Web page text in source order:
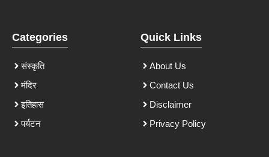
Categories
संस्कृति
मंदिर
इतिहास
पर्यटन
Quick Links
About Us
Contact Us
Disclaimer
Privacy Policy